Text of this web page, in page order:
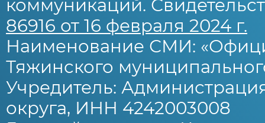
коммуникаций.
86916 от 16 февраля 2024 г.
Наименование СМИ:
Тяжинского
Учредитель:
округа, ИНН 4242003008